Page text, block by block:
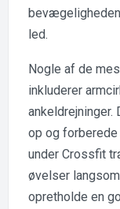
led.
Nogle af de
inkluderer
op og
under Crossfit
øvelser
opretholde en